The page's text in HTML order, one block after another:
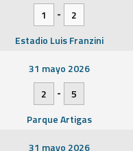
1
-
2
Estadio Luis Franzini
31 mayo 2026
2
-
5
Parque Artigas
31 mayo 2026